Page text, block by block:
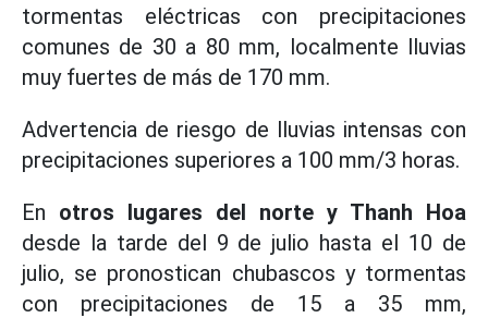
tormentas eléctricas con precipitaciones
comunes de 30 a 80 mm, localmente lluvias
muy fuertes de más de 170 mm.
Advertencia de riesgo de lluvias intensas con
precipitaciones superiores a 100 mm/3 horas.
En otros lugares del norte y Thanh Hoa
desde la tarde del 9 de julio hasta el 10 de
julio, se pronostican chubascos y tormentas
con precipitaciones de 15 a 35 mm,